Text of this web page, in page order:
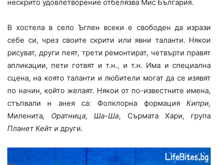
нескрито удовлетворение отбелязва Мис България.
В хостела в село Ъглен всеки е свободен да изрази
себе си, чрез своите скрити или явни таланти. Някои
рисуват, други пеят, трети ремонтират, четвърти правят
апликации, пети готвят и т.н., и т.н. Има и специална
сцена, на която таланти и любители могат да се изявят
по начин, който желаят. Някои от по-известните имена,
стъпвали н анея са: Фолклорна формация Кипри,
Миленита, Оратница, Ша-Ша, Сърмата Хари, група
Планет Кейт и други.